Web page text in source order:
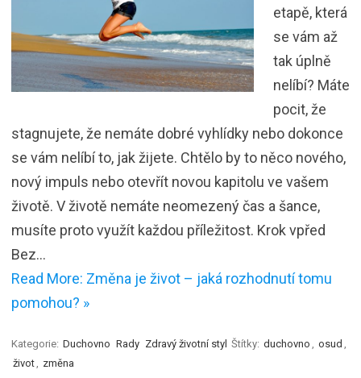
etapě, která
se vám až
tak úplně
nelíbí? Máte
pocit, že
stagnujete, že nemáte dobré vyhlídky nebo dokonce
se vám nelíbí to, jak žijete. Chtělo by to něco nového,
nový impuls nebo otevřít novou kapitolu ve vašem
životě. V životě nemáte neomezený čas a šance,
musíte proto využít každou příležitost. Krok vpřed
Bez…
Read More: Změna je život – jaká rozhodnutí tomu
pomohou? »
Kategorie: Duchovno Rady Zdravý životní styl Štítky: duchovno osud
život
změna